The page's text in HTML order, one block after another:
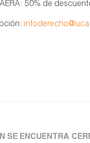
50% de
SE ENCUENTRA